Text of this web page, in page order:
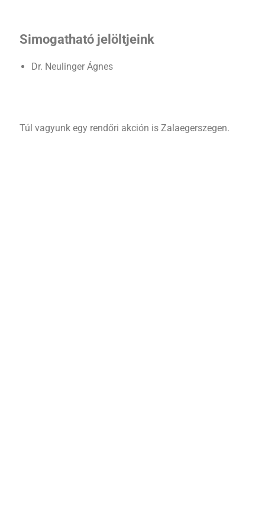
Simogatható jelöltjeink
Dr. Neulinger Ágnes
Túl vagyunk egy rendőri akción is Zalaegerszegen.